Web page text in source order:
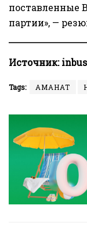
поставленные
партии», —
Источник:
Tags: АМАНАТ